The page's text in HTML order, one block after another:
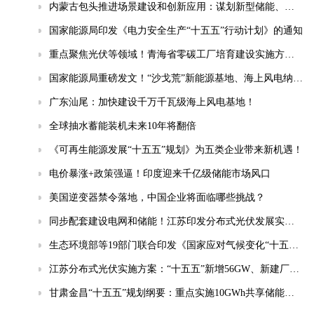
内蒙古包头推进场景建设和创新应用：谋划新型储能、智能电网等相关场景
国家能源局印发《电力安全生产“十五五”行动计划》的通知
重点聚焦光伏等领域！青海省零碳工厂培育建设实施方案(试行)发布
国家能源局重磅发文！“沙戈荒”新能源基地、海上风电纳入“十五五”安全重点管控工程
广东汕尾：加快建设千万千瓦级海上风电基地！
全球抽水蓄能装机未来10年将翻倍
《可再生能源发展“十五五”规划》为五类企业带来新机遇！
电价暴涨+政策强逼！印度迎来千亿级储能市场风口
美国逆变器禁令落地，中国企业将面临哪些挑战？
同步配套建设电网和储能！江苏印发分布式光伏发展实施方案（2026-2030年）
生态环境部等19部门联合印发《国家应对气候变化“十五五”规划》
江苏分布式光伏实施方案：“十五五”新增56GW、新建厂房100%安装
甘肃金昌“十五五”规划纲要：重点实施10GWh共享储能电站等项目